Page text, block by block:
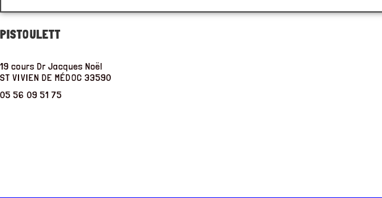
PISTOULETT
19 cours Dr Jacques Noël
ST VIVIEN DE MÉDOC 33590
05 56 09 51 75